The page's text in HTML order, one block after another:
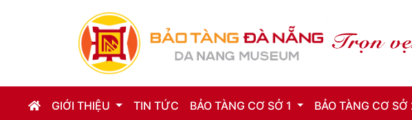
GIỚI THIỆU TIN TỨC BẢO TÀNG CƠ SỞ 1 BẢO TÀNG CƠ SỞ